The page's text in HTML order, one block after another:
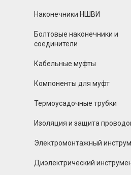
Наконечники НШВИ
Болтовые наконечники и
соединители
Кабельные муфты
Компоненты для муфт
Термоусадочные трубки
Изоляция и защита
Электромонтажный
Диэлектрический